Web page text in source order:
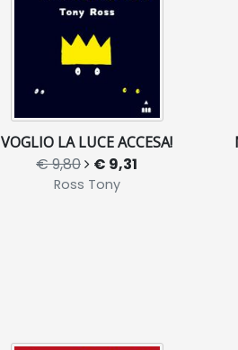
VOGLIO LA LUCE ACCESA!
€ 9,80 € 9,31
Ross Tony